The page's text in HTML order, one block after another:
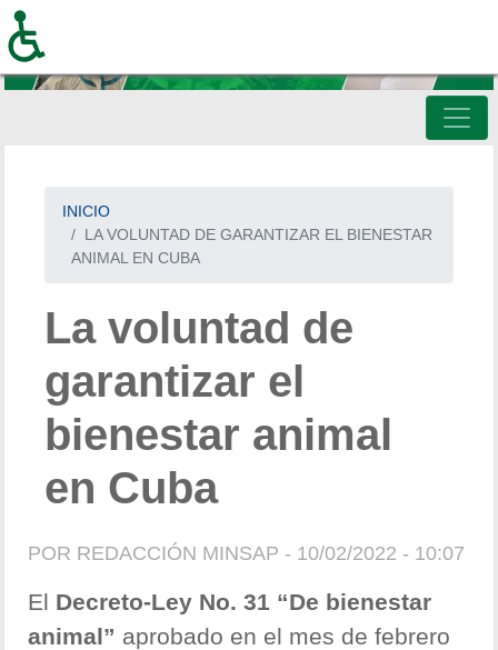
principal
INICIO
LA VOLUNTAD DE GARANTIZAR EL BIENESTAR
ANIMAL EN CUBA
La voluntad de
garantizar el
bienestar animal
en Cuba
POR REDACCIÓN MINSAP - 10/02/2022 - 10:07
El Decreto-Ley No. 31 “De bienestar
animal” aprobado en el mes de febrero